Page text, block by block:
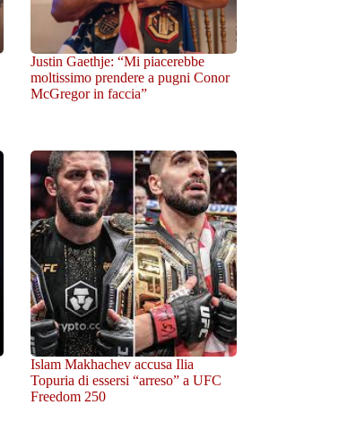
Justin Gaethje: “Mi piacerebbe
moltissimo prendere a pugni Conor
McGregor in faccia”
Islam Makhachev accusa Ilia
Topuria di essersi “arreso” a UFC
Freedom 250